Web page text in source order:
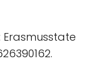
Erasmusstate